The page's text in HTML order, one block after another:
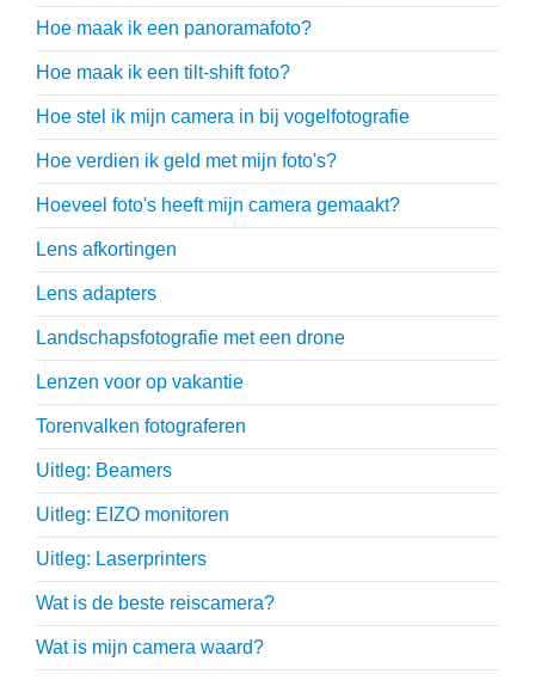
Hoe maak ik een panoramafoto?
Hoe maak ik een tilt-shift foto?
Hoe stel ik mijn camera in bij vogelfotografie
Hoe verdien ik geld met mijn foto's?
Hoeveel foto's heeft mijn camera gemaakt?
Lens afkortingen
Lens adapters
Landschapsfotografie met een drone
Lenzen voor op vakantie
Torenvalken fotograferen
Uitleg: Beamers
Uitleg: EIZO monitoren
Uitleg: Laserprinters
Wat is de beste reiscamera?
Wat is mijn camera waard?